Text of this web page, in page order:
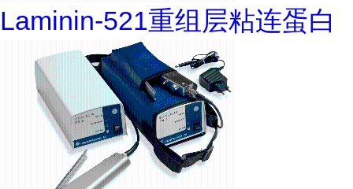
Laminin-521重组层粘连蛋白